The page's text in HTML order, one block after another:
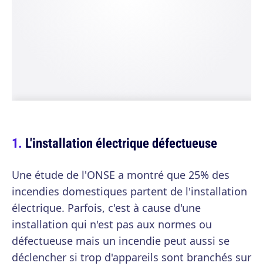
L'installation électrique défectueuse
Une étude de l'ONSE a montré que 25% des
incendies domestiques partent de l'installation
électrique. Parfois, c'est à cause d'une
installation qui n'est pas aux normes ou
défectueuse mais un incendie peut aussi se
déclencher si trop d'appareils sont branchés sur